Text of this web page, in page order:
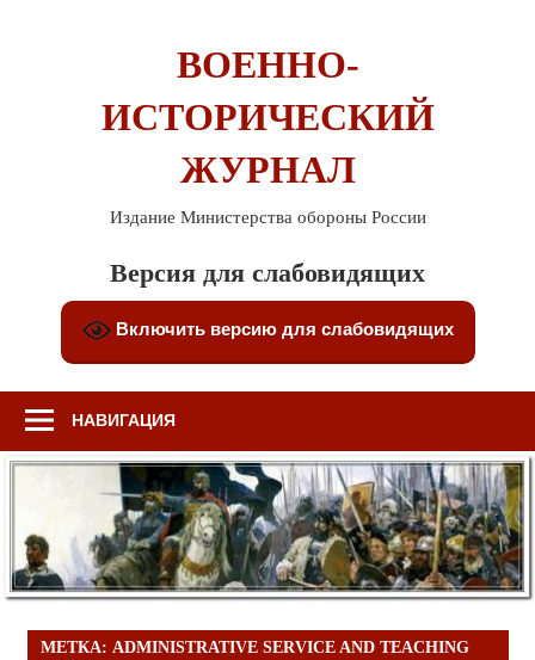
ВОЕННО-
ИСТОРИЧЕСКИЙ
ЖУРНАЛ
Издание Министерства обороны России
Версия для слабовидящих
Включить версию для слабовидящих
НАВИГАЦИЯ
МЕТКА: ADMINISTRATIVE SERVICE AND TEACHING